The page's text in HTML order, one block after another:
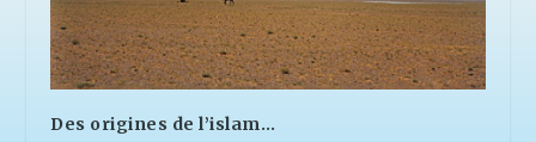
Des origines de l’islam…